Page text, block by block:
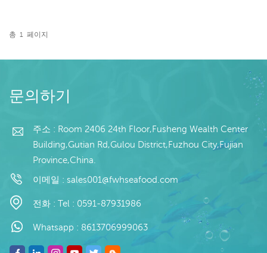
소 불가능한 LC 배송: 입금
총 1 페이지
문의하기
주소 : Room 2406 24th Floor,Fusheng Wealth Center
Building,Gutian Rd,Gulou District,Fuzhou City,Fujian
Province,China.
이메일 : sales001@fwhseafood.com
전화 : Tel : 0591-87931986
Whatsapp : 8613706999063